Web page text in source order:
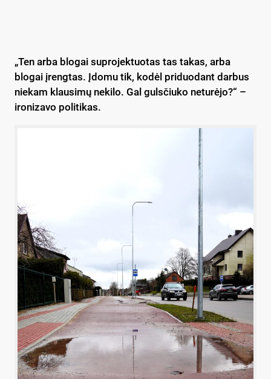
„Ten arba blogai suprojektuotas tas takas, arba
blogai įrengtas. Įdomu tik, kodėl priduodant darbus
niekam klausimų nekilo. Gal gulsčiuko neturėjo?“ –
ironizavo politikas.